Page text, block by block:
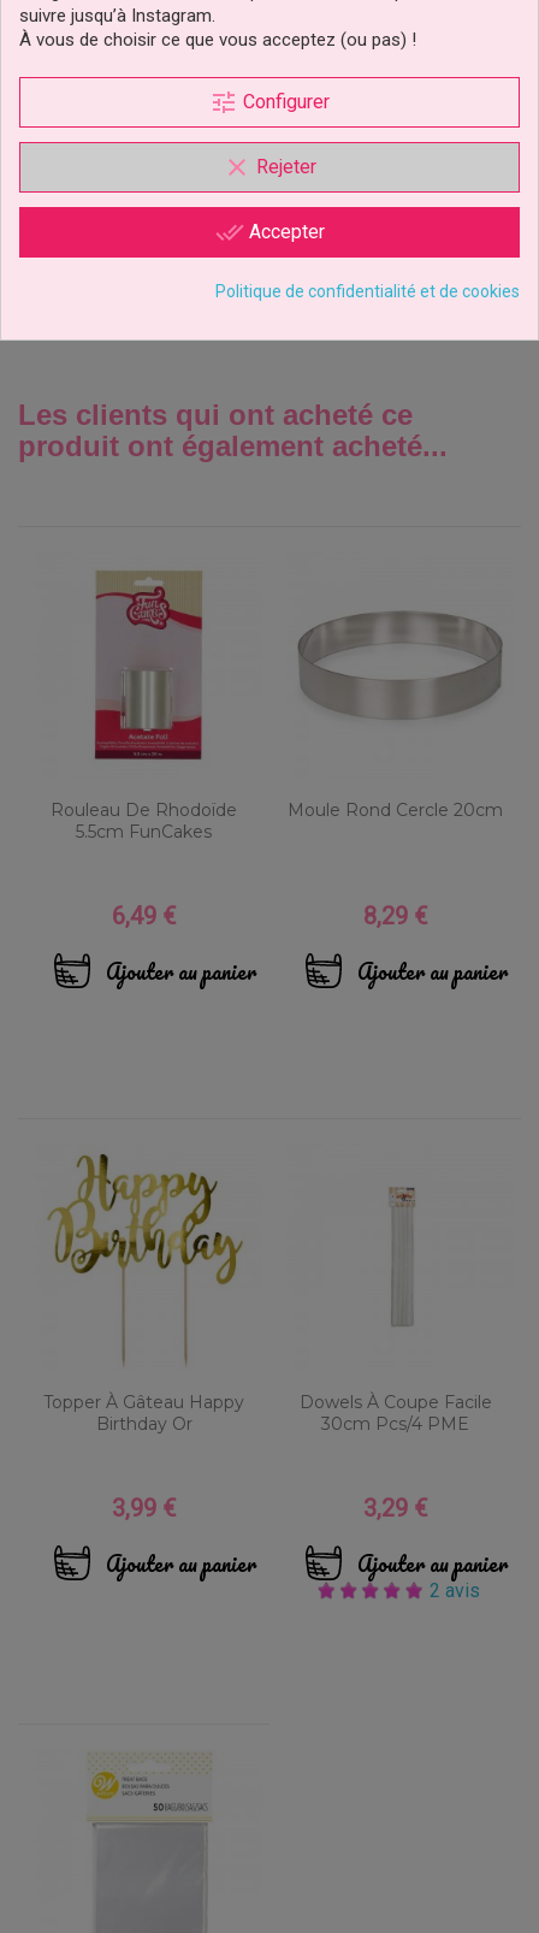
Moules À Gâteau Rond De
7.5 À 40 Cm De Diamètre
2 avis
Les clients qui ont acheté ce
produit ont également acheté...
Rouleau De Rhodoïde
5.5cm FunCakes
Prix
6,49 €
Ajouter au panier
Moule Rond Cercle 20cm
Prix
8,29 €
Ajouter au panier
Topper À Gâteau Happy
Birthday Or
Prix
3,99 €
Ajouter au panier
Dowels À Coupe Facile
30cm Pcs/4 PME
Prix
3,29 €
Ajouter au panier
2 avis
suivre jusqu’à Instagram.
À vous de choisir ce que vous acceptez (ou pas) !
tune Configurer
clear Rejeter
done_all Accepter
Politique de confidentialité et de cookies